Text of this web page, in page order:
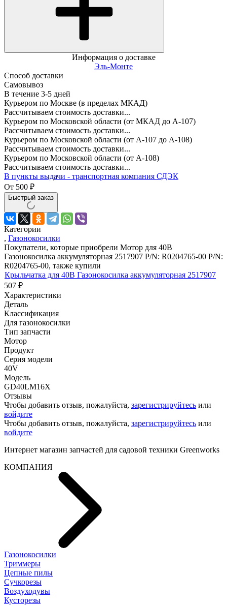
Информация о доставке
Эль-Монте
Способ доставки
Самовывоз
В течение 3-5 дней
Курьером по Москве (в пределах МКАД)
Рассчитываем стоимость доставки...
Курьером по Московской области (от МКАД до А-107)
Рассчитываем стоимость доставки...
Курьером по Московской области (от А-107 до А-108)
Рассчитываем стоимость доставки...
Курьером по Московской области (от А-108)
Рассчитываем стоимость доставки...
В пункты выдачи - транспортная компания СДЭК
От 500 ₽
Быстрый заказ
Категории
, Газонокосилки
Покупатели, которые приобрели Мотор для 40В
Газонокосилка аккумуляторная 2517907 P/N: R0204765-00 P/N:
R0204765-00, также купили
Крыльчатка для 40В Газонокосилка аккумуляторная 2517907
507 ₽
Характеристики
Деталь
Классификация
Для газонокосилки
Тип запчасти
Мотор
Продукт
Серия модели
40V
Модель
GD40LM16X
Отзывы
Чтобы добавить отзыв, пожалуйста, зарегистрируйтесь или
войдите
Чтобы добавить отзыв, пожалуйста, зарегистрируйтесь или
войдите
Интернет магазин запчастей для садовой техники Greenworks
КОМПАНИЯ
Газонокосилки
Триммеры
Цепные пилы
Cучкорезы
Воздуходувы
Кусторезы